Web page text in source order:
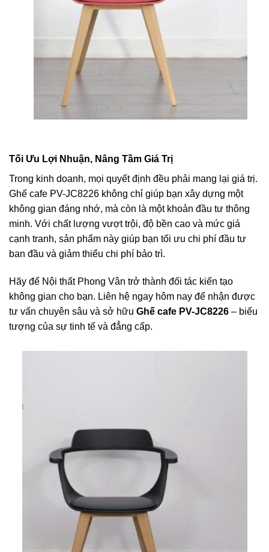
Tối Ưu Lợi Nhuận, Nâng Tầm Giá Trị
Trong kinh doanh, mọi quyết định đều phải mang lại giá trị.
Ghế cafe PV-JC8226 không chỉ giúp bạn xây dựng một
không gian đáng nhớ, mà còn là một khoản đầu tư thông
minh. Với chất lượng vượt trội, độ bền cao và mức giá
cạnh tranh, sản phẩm này giúp bạn tối ưu chi phí đầu tư
ban đầu và giảm thiểu chi phí bảo trì.
Hãy để Nội thất Phong Vân trở thành đối tác kiến tạo
không gian cho bạn. Liên hệ ngay hôm nay để nhận được
tư vấn chuyên sâu và sở hữu Ghế cafe PV-JC8226 – biểu
tượng của sự tinh tế và đẳng cấp.